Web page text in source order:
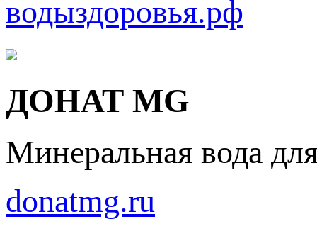
водыздоровья.рф
ДОНАТ MG
Минеральная вода
donatmg.ru